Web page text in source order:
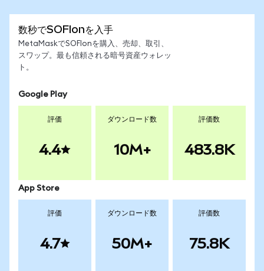
数秒でSOFIonを入手
MetaMaskでSOFIonを購入、売却、取引、
スワップ。最も信頼される暗号資産ウォレッ
ト。
Google Play
評価
4.4
ダウンロード数
10M+
評価数
483.8K
App Store
評価
4.7
ダウンロード数
50M+
評価数
75.8K